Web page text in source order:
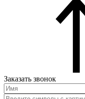
Заказать звонок